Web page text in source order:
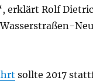
erklärt Rolf
sollte 2017